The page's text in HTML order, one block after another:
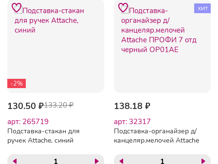
-2%
130.50 ₽133.20 ₽
арт: 265719
Подставка-стакан для
ручек Attache, синий
хит
138.18 ₽
арт: 32317
Подставка-органайзер д/
канцеляр.мелочей Attache
ОР01АЕ